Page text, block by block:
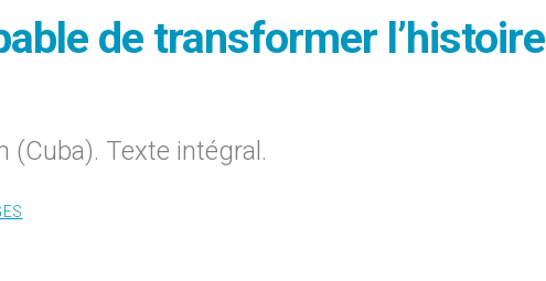
de transformer l’histoire
(Cuba). Texte intégral.